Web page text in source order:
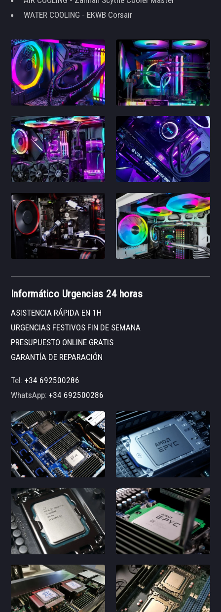
WATER COOLING - EKWB Corsair
Informático Urgencias 24 horas
ASISTENCIA RÁPIDA EN 1H
URGENCIAS FESTIVOS FIN DE SEMANA
PRESUPUESTO ONLINE GRATIS
GARANTÍA DE REPARACIÓN
Tel:+34 692500286
WhatsApp:+34 692500286